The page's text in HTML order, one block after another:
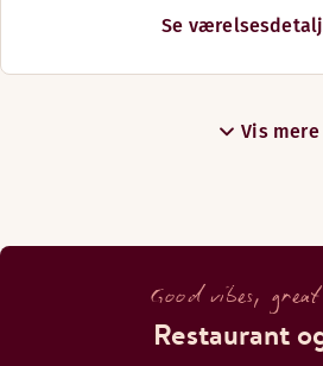
Se
Vis mere
Good vibes,
Restaurant